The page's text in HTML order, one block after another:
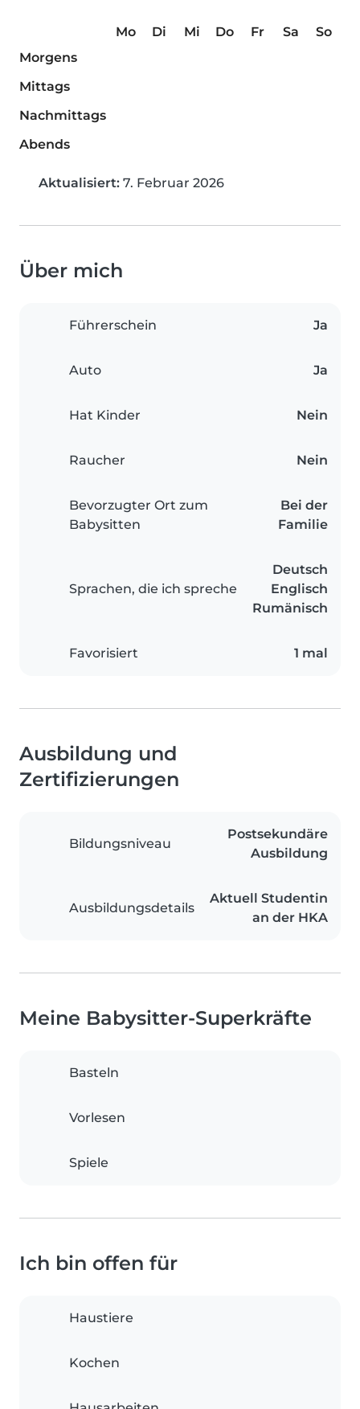
Mo Di Mi Do Fr Sa
So
Morgens
Mittags
Nachmittags
Abends
Aktualisiert: 7. Februar 2026
Über mich
Führerschein Ja
Auto Ja
Hat Kinder Nein
Raucher Nein
Bevorzugter Ort zum
Babysitten
Bei der
Familie
Sprachen, die ich spreche
Deutsch
Englisch
Rumänisch
Favorisiert 1 mal
Ausbildung und
Zertifizierungen
Bildungsniveau
Postsekundäre
Ausbildung
Ausbildungsdetails
Aktuell Studentin
an der HKA
Meine Babysitter-Superkräfte
Basteln
Vorlesen
Spiele
Ich bin offen für
Haustiere
Kochen